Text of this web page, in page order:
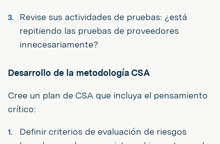
Revise sus actividades de pruebas: ¿está
repitiendo las pruebas de proveedores
innecesariamente?
Desarrollo de la metodología CSA
Cree un plan de CSA que incluya el pensamiento
crítico:
Definir criterios de evaluación de riesgos